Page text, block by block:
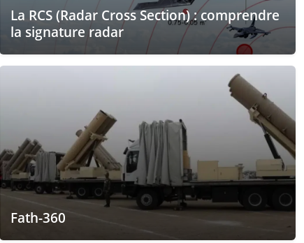
La RCS (Radar Cross Section) : comprendre
la signature radar
Fath-360